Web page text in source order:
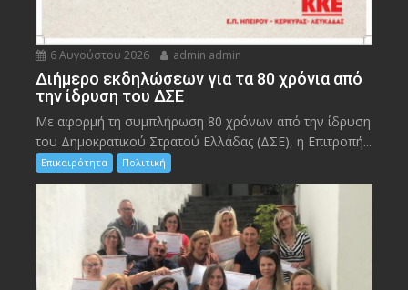
6 Αυγούστου 2026 admin admin
Διήμερο εκδηλώσεων για τα 80 χρόνια από
την ίδρυση του ΔΣΕ
Με αφορμή τη συμπλήρωση 80 χρόνων από την ίδρυση
του Δημοκρατικού Στρατού Ελλάδας (ΔΣΕ), η Επιτροπή...
Επικαιρότητα Πολιτική